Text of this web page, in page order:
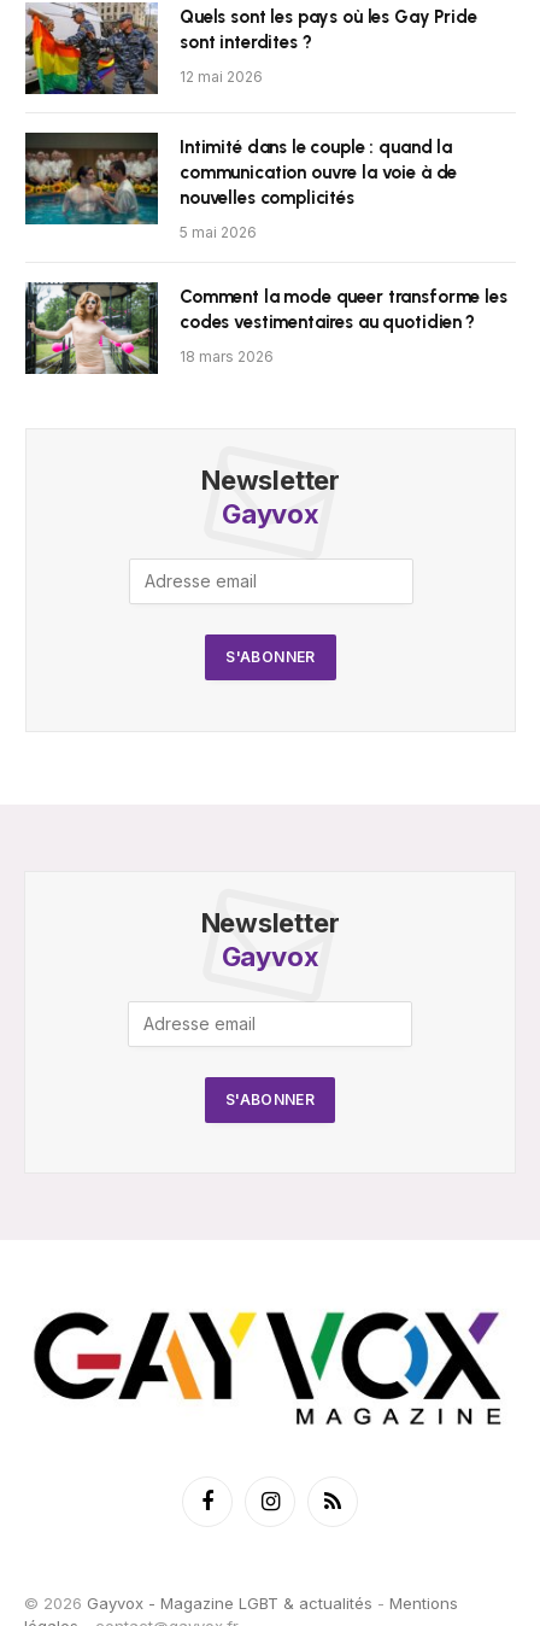
Quels sont les pays où les Gay Pride
sont interdites ?
12 mai 2026
Intimité dans le couple : quand la
communication ouvre la voie à de
nouvelles complicités
5 mai 2026
Comment la mode queer transforme les
codes vestimentaires au quotidien ?
18 mars 2026
Newsletter
Gayvox
Newsletter
Gayvox
FacebookInstagramRSS
© 2026 Gayvox - Magazine LGBT & actualités - Mentions